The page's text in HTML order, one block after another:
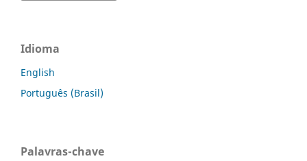
Idioma
English
Português (Brasil)
Palavras-chave